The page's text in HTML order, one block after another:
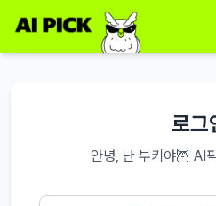
로그
안녕, 난 부키야🦉 AI